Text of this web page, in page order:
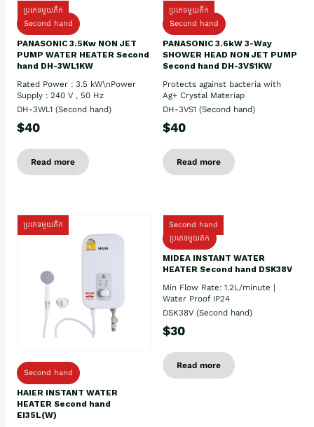
ប្រភេទមួយតឹក
Second hand
PANASONIC 3.5Kw NON JET
PUMP WATER HEATER Second
hand DH-3WL1KW
Rated Power : 3.5 kW\nPower
Supply : 240 V , 50 Hz
DH-3WL1 (Second hand)
$40
Read more
ប្រភេទមួយតឹក
Second hand
PANASONIC 3.6kW 3-Way
SHOWER HEAD NON JET PUMP
Second hand DH-3VS1KW
Protects against bacteria with
Ag+ Crystal Materiap
DH-3VS1 (Second hand)
$40
Read more
ប្រភេទមួយតឹក
Second hand
HAIER INSTANT WATER
HEATER Second hand
EI35L(W)
Second hand
ប្រភេទមួយតឹក
MIDEA INSTANT WATER
HEATER Second hand DSK38V
Min Flow Rate: 1.2L/minute |
Water Proof IP24
DSK38V (Second hand)
$30
Read more